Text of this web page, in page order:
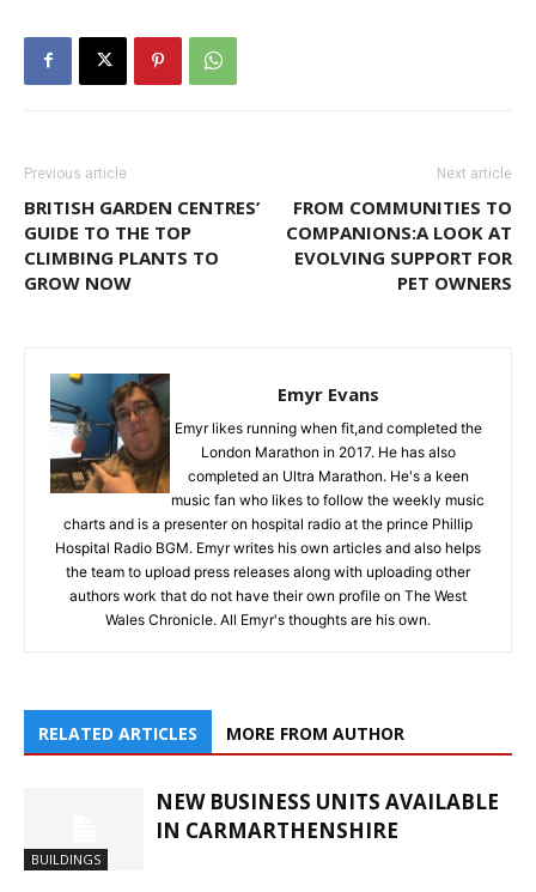
Previous article
BRITISH GARDEN CENTRES’
GUIDE TO THE TOP
CLIMBING PLANTS TO
GROW NOW
Next article
FROM COMMUNITIES TO
COMPANIONS:A LOOK AT
EVOLVING SUPPORT FOR
PET OWNERS
Emyr Evans
Emyr likes running when fit,and completed the
London Marathon in 2017. He has also
completed an Ultra Marathon. He's a keen
music fan who likes to follow the weekly music
charts and is a presenter on hospital radio at the prince Phillip
Hospital Radio BGM. Emyr writes his own articles and also helps
the team to upload press releases along with uploading other
authors work that do not have their own profile on The West
Wales Chronicle. All Emyr's thoughts are his own.
RELATED ARTICLES MORE FROM AUTHOR
BUILDINGS
NEW BUSINESS UNITS AVAILABLE
IN CARMARTHENSHIRE